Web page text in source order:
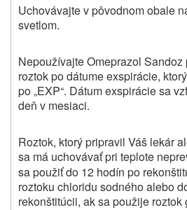
Uchovávajte v pôvodnom obale
svetlom.
Nepoužívajte Omeprazol
roztok po dátume exspirácie,
po „EXP“. Dátum exspirácie sa
deň v mesiaci.
Roztok, ktorý pripravil Váš lekár
sa má uchovávať pri teplote
sa použiť do 12 hodín po
roztoku chloridu sodného alebo
rekonštitúcii, ak sa použije roztok